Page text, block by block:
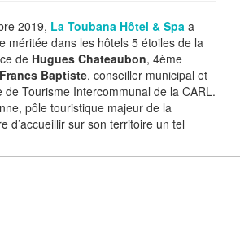
2019, La Toubana Hôtel & Spa a
méritée dans les hôtels 5 étoiles de la
de Hugues Chateaubon, 4ème
Francs Baptiste, conseiller municipal et
de Tourisme Intercommunal de la CARL.
pôle touristique majeur de la
d’accueillir sur son territoire un tel